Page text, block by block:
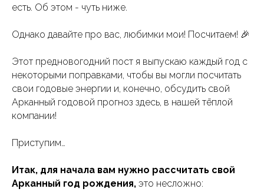
есть. Об этом - чуть ниже.
Однако давайте про вас, любимки мои! Посчитаем! 🎉
Этот предновогодний пост я выпускаю каждый год с
некоторыми поправками, чтобы вы могли посчитать
свои годовые энергии и, конечно, обсудить свой
Арканный годовой прогноз здесь, в нашей тёплой
компании!
Приступим…
Итак, для начала вам нужно рассчитать свой
Арканный год рождения, это несложно: